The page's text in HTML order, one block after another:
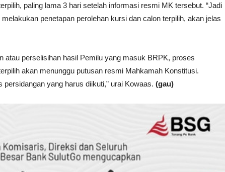
paling lama 3 hari setelah informasi resmi MK tersebut. “Jadi
penetapan perolehan kursi dan calon terpilih, akan jelas
atau perselisihan hasil Pemilu yang masuk BRPK, proses
akan menunggu putusan resmi Mahkamah Konstitusi.
yang harus diikuti,” urai Kowaas. (gau)